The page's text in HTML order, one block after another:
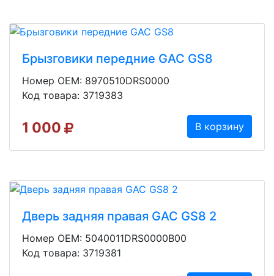
Брызговики передние GAC GS8
Номер OEM: 8970510DRS0000
Код товара: 3719383
1 000 В корзину
Дверь задняя правая GAC GS8 2
Номер OEM: 5040011DRS0000B00
Код товара: 3719381